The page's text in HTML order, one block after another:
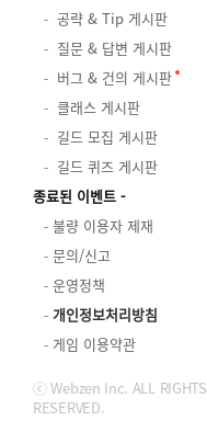
공략 & Tip 게시판
질문 & 답변 게시판
버그 & 건의 게시판
클래스 게시판
길드 모집 게시판
길드 퀴즈 게시판
종료된 이벤트
불량 이용자 제재
문의/신고
운영정책
개인정보처리방침
게임 이용약관
ⓒ Webzen Inc. ALL RIGHTS
RESERVED.